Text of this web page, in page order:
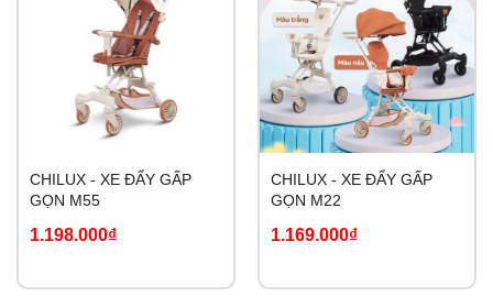
CHILUX - XE ĐẨY GẤP
GỌN M55
1.198.000₫
CHILUX - XE ĐẨY GẤP
GỌN M22
1.169.000₫